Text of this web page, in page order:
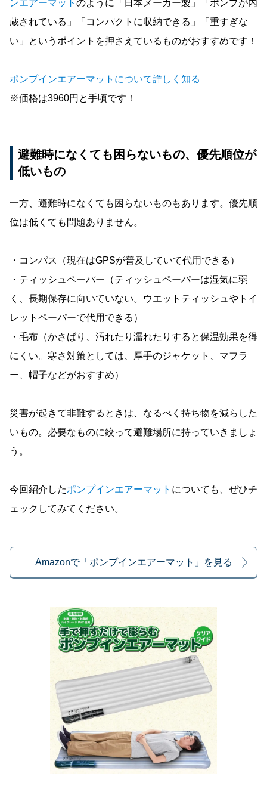
ンエアーマット のように「日本メーカー製」「ポンプが内
蔵されている」「コンパクトに収納できる」「重すぎな
い」というポイントを押さえているものがおすすめです！
ポンプインエアーマットについて詳しく知る
※価格は3960円と手頃です！
避難時になくても困らないもの、優先順位が
低いもの
一方、避難時になくても困らないものもあります。優先順
位は低くても問題ありません。
・コンパス（現在はGPSが普及していて代用できる）
・ティッシュペーパー（ティッシュペーパーは湿気に弱
く、長期保存に向いていない。ウエットティッシュやトイ
レットペーパーで代用できる）
・毛布（かさばり、汚れたり濡れたりすると保温効果を得
にくい。寒さ対策としては、厚手のジャケット、マフラ
ー、帽子などがおすすめ）
災害が起きて非難するときは、なるべく持ち物を減らした
いもの。必要なものに絞って避難場所に持っていきましょ
う。
今回紹介したポンプインエアーマット についても、ぜひチ
ェックしてみてください。
Amazonで「ポンプインエアーマット」を見る